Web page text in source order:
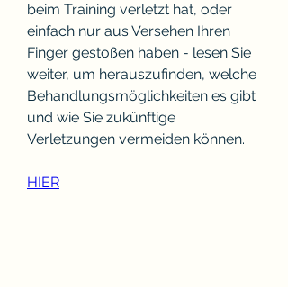
beim Training verletzt hat, oder
einfach nur aus Versehen Ihren
Finger gestoßen haben - lesen Sie
weiter, um herauszufinden, welche
Behandlungsmöglichkeiten es gibt
und wie Sie zukünftige
Verletzungen vermeiden können.
HIER